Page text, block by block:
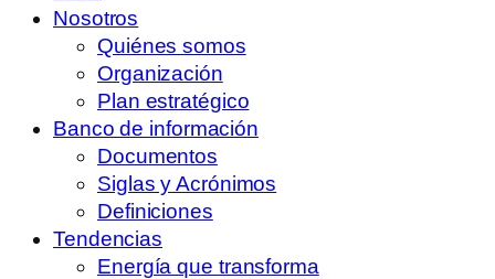
Nosotros
Quiénes somos
Organización
Plan estratégico
Banco de información
Documentos
Siglas y Acrónimos
Definiciones
Tendencias
Energía que transforma